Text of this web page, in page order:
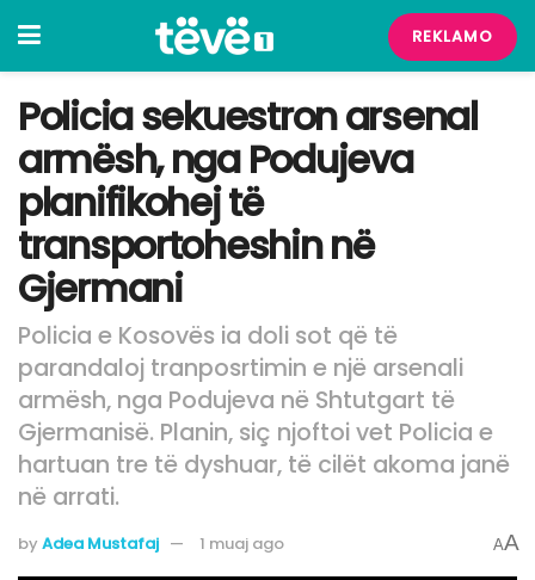
REKLAMO
Policia sekuestron arsenal
armësh, nga Podujeva
planifikohej të
transportoheshin në
Gjermani
Policia e Kosovës ia doli sot që të
parandaloj tranposrtimin e një arsenali
armësh, nga Podujeva në Shtutgart të
Gjermanisë. Planin, siç njoftoi vet Policia e
hartuan tre të dyshuar, të cilët akoma janë
në arrati.
by Adea Mustafaj 1 muaj ago AA